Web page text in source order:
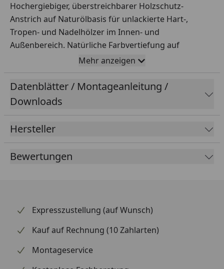
Hochergiebiger, überstreichbarer Holzschutz-
Anstrich auf Naturölbasis für unlackierte Hart-,
Tropen- und Nadelhölzer im Innen- und
Außenbereich. Natürliche Farbvertiefung auf
mikronisierter Naturöl-Basis.
Vermindert Rissbildung und Austrocknung
Terrassen
Ergiebigkeit:
Hartholz-Gartenmöbel, Naturholzmöbel, Hartholz-
Terrassen, Holz-Zäune uvm.
Mehr anzeigen
Datenblätter / Montageanleitung /
Downloads
Hersteller
Bewertungen
Expresszustellung (auf Wunsch)
Kauf auf Rechnung (10 Zahlarten)
Montageservice